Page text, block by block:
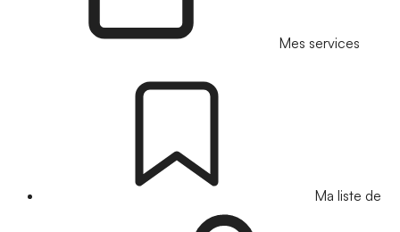
Mes services
Ma liste de